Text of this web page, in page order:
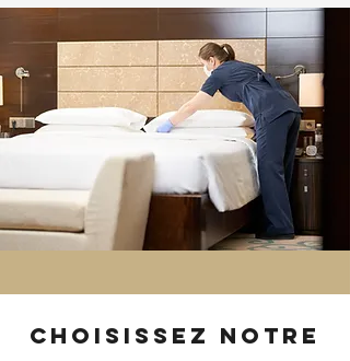
Choisissez notre